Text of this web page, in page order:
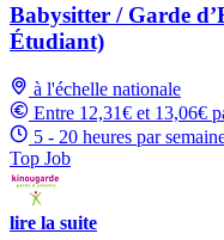
Babysitter / Garde
Étudiant)
à l'échelle nationale
Entre 12,31€ et 13,06€
5 - 20 heures par
Top Job
lire la suite